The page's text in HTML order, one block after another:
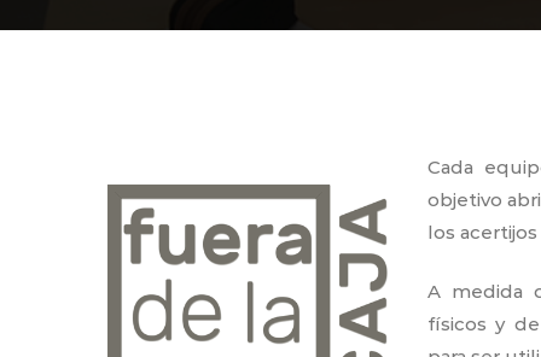
Cada
objetivo
los
A medida
físicos y